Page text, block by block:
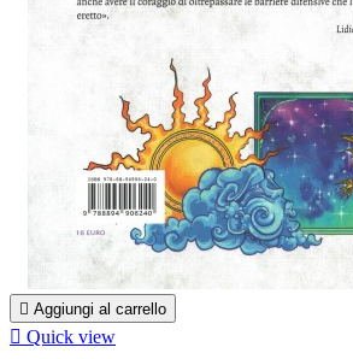
 Aggiungi al carrello
 Quick view